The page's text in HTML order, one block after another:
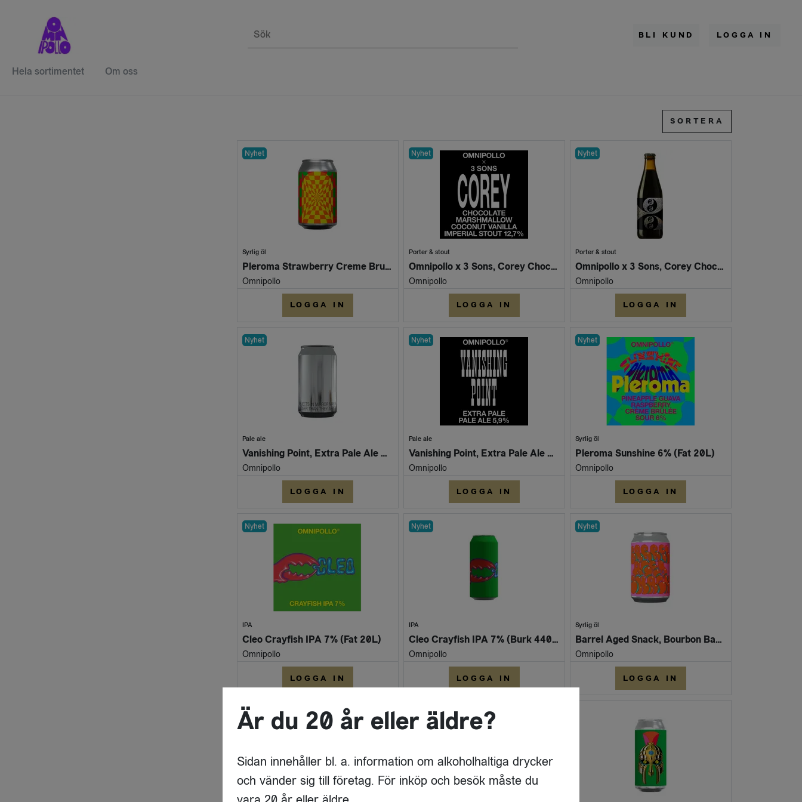
Sök BLI KUND LOGGA IN
Hela sortimentet Om oss
SORTERA
Nyhet
Syrlig öl
Pleroma Strawberry Creme Brulée Sour 6,0% (Burk 330ml)
Omnipollo
LOGGA IN
Nyhet
Porter & stout
Omnipollo x 3 Sons, Corey Chocolate Marshmallow Vanilla Imperial Stout 12.7% (Fat 10L)
Omnipollo
LOGGA IN
Nyhet
Porter & stout
Omnipollo x 3 Sons, Corey Chocolate Marshmallow Vanilla Imperial Stout 12.7% (Flaska 330ml)
Omnipollo
LOGGA IN
Nyhet
Pale ale
Vanishing Point, Extra Pale Ale 5,9% (Burk 330ml)
Omnipollo
LOGGA IN
Nyhet
Pale ale
Vanishing Point, Extra Pale Ale 5,9% (Fat 20L)
Omnipollo
LOGGA IN
Nyhet
Syrlig öl
Pleroma Sunshine 6% (Fat 20L)
Omnipollo
LOGGA IN
Nyhet
IPA
Cleo Crayfish IPA 7% (Fat 20L)
Omnipollo
LOGGA IN
Nyhet
IPA
Cleo Crayfish IPA 7% (Burk 440ml)
Omnipollo
LOGGA IN
Nyhet
Syrlig öl
Barrel Aged Snack, Bourbon Barrel Aged Banana Blackberry Blueberry Coconut Lime Smoothie® Sour 8,0% (6x33cl can)
Omnipollo
LOGGA IN
Nyhet
Är du 20 år eller äldre?
Sidan innehåller bl. a. information om alkoholhaltiga drycker
och vänder sig till företag. För inköp och besök måste du